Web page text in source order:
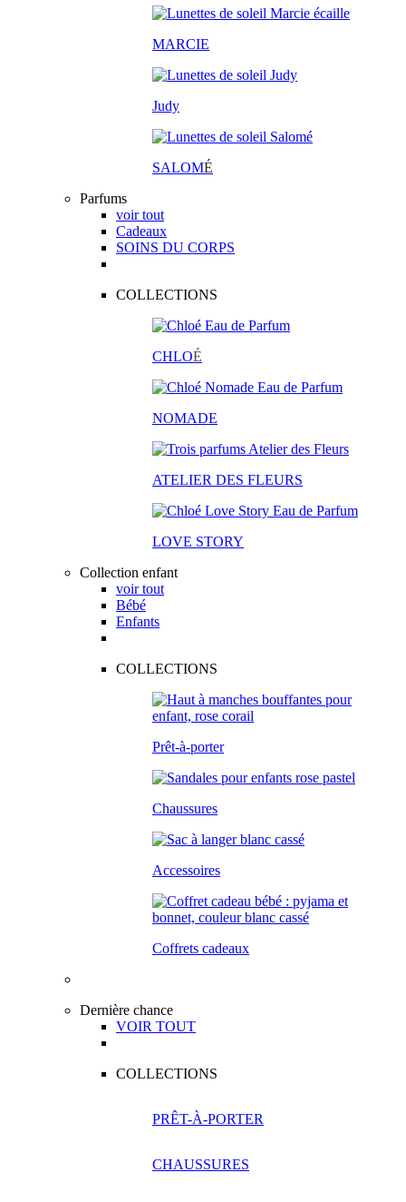
MARCIE
Judy
SALOMÉ
Parfums
voir tout
Cadeaux
SOINS DU CORPS
COLLECTIONS
CHLOÉ
NOMADE
ATELIER DES FLEURS
LOVE STORY
Collection enfant
voir tout
Bébé
Enfants
COLLECTIONS
Prêt-à-porter
Chaussures
Accessoires
Coffrets cadeaux
Dernière chance
VOIR TOUT
COLLECTIONS
PRÊT-À-PORTER
CHAUSSURES